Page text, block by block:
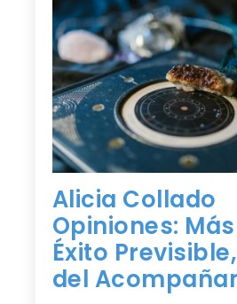
Alicia Collado
Opiniones:
Éxito
del